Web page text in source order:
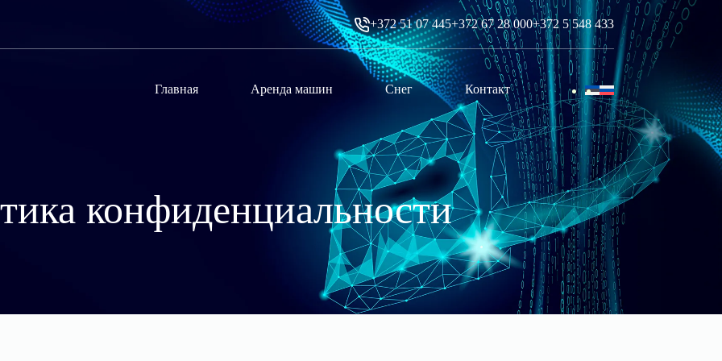
+372 51 07 445+372 67 28 000+372 5 548 433
Главная Аренда машин Снег Контакт
конфиденциальности